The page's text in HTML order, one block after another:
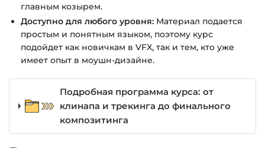
главным козырем.
Доступно для любого уровня: Материал подается
простым и понятным языком, поэтому курс
подойдет как новичкам в VFX, так и тем, кто уже
имеет опыт в моушн-дизайне.
Подробная программа курса: от
клинапа и трекинга до финального
композитинга